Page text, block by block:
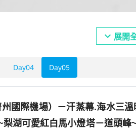
expand_more 展開
Day04 Day05
國際機場）－汗蒸幕.海水三溫
湖可愛紅白馬小燈塔－道頭峰